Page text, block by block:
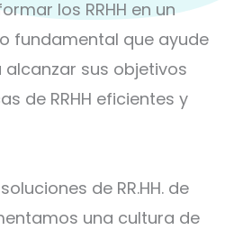
los RRHH en un
fundamental que ayude
sus objetivos
de RRHH eficientes y
de RR.HH. de
una cultura de